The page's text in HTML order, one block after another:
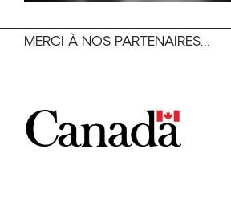
MERCI À NOS PARTENAIRES...